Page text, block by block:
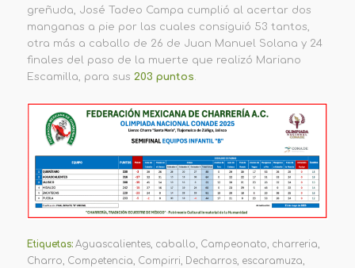
greñuda, José Tadeo Campa cumplió al acertar dos
manganas a pie por las cuales consiguió 53 tantos,
otra más a caballo de 26 de Juan Manuel Solana y 24
finales del paso de la muerte que realizó Mariano
Escamilla, para sus 203 puntos
Etiquetas: Aguascalientes, caballo, Campeonato, charreria,
Charro, Competencia, Compirri, Decharros, escaramuza,